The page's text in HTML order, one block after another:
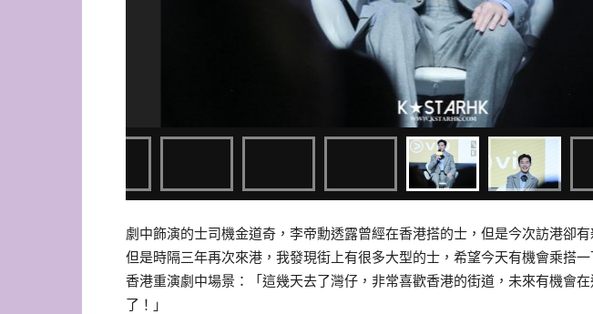
劇中飾演的士司機金道奇，李帝勳透露曾經在香港搭的士， 但是今次訪港卻
但是時隔三年再次來港，我發現街上有很多大型的士， 希望今天有機會乘搭一
香港重演劇中場景：「這幾天去了灣仔， 非常喜歡香港的街道，未來有機會
了！」